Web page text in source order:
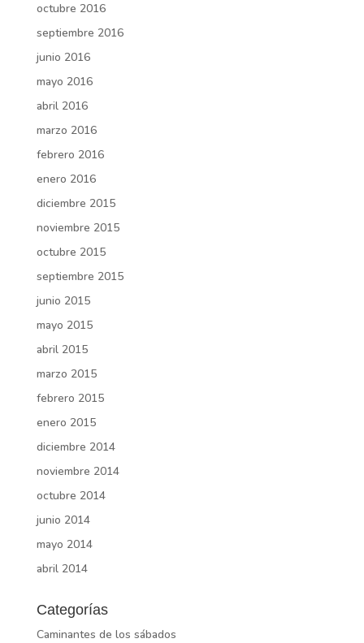
octubre 2016
septiembre 2016
junio 2016
mayo 2016
abril 2016
marzo 2016
febrero 2016
enero 2016
diciembre 2015
noviembre 2015
octubre 2015
septiembre 2015
junio 2015
mayo 2015
abril 2015
marzo 2015
febrero 2015
enero 2015
diciembre 2014
noviembre 2014
octubre 2014
junio 2014
mayo 2014
abril 2014
Categorías
Caminantes de los sábados